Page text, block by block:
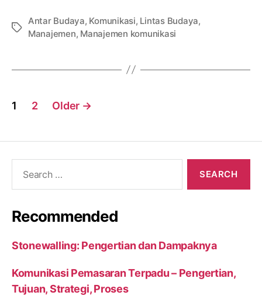
Tags
Antar Budaya, Komunikasi, Lintas Budaya,
Manajemen, Manajemen komunikasi
Posts
1 2 Older →
Recommended
Stonewalling: Pengertian dan Dampaknya
Komunikasi Pemasaran Terpadu – Pengertian,
Tujuan, Strategi, Proses